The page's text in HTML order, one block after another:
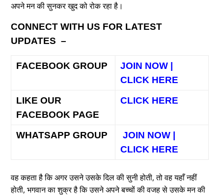
अपने मन की सुनकर खुद को रोक रहा है।
CONNECT WITH US FOR LATEST
UPDATES –
FACEBOOK GROUP
JOIN NOW |
CLICK HERE
LIKE OUR
FACEBOOK PAGE
CLICK HERE
WHATSAPP GROUP
JOIN NOW |
CLICK HERE
वह कहता है कि अगर उसने उसके दिल की सुनी होती, तो वह यहाँ नहीं
होती, भगवान का शुक्र है कि उसने अपने बच्चों की वजह से उसके मन की